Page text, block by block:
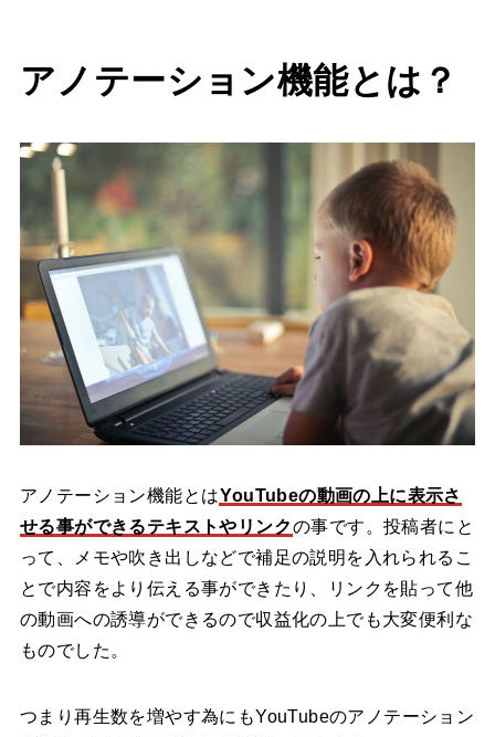
アノテーション機能とは？
アノテーション機能とはYouTubeの動画の上に表示さ
せる事ができるテキストやリンクの事です。投稿者にと
って、メモや吹き出しなどで補足の説明を入れられるこ
とで内容をより伝える事ができたり、リンクを貼って他
の動画への誘導ができるので収益化の上でも大変便利な
ものでした。
つまり再生数を増やす為にもYouTubeのアノテーション